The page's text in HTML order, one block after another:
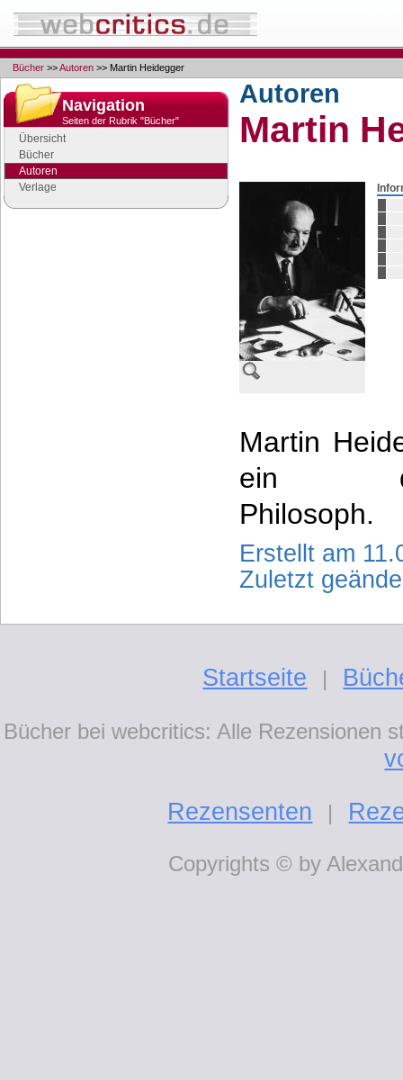
Bücher >>Autoren >> Martin Heidegger
Navigation
Seiten der Rubrik "Bücher"
Übersicht
Bücher
Autoren
Verlage
Autoren
Martin
Martin
ein
Philosoph.
Erstellt am
Zuletzt
Startseite |
Bücher bei webcritics: Alle Rezensionen
Rezensenten
|
Copyrights © by